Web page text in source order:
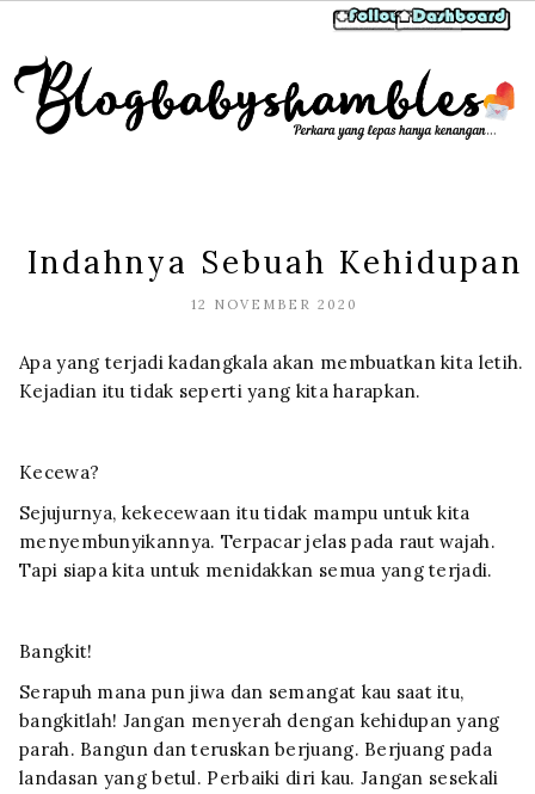
Indahnya Sebuah Kehidupan
12 NOVEMBER 2020
Apa yang terjadi kadangkala akan membuatkan kita letih.
Kejadian itu tidak seperti yang kita harapkan.
Kecewa?
Sejujurnya, kekecewaan itu tidak mampu untuk kita
menyembunyikannya. Terpacar jelas pada raut wajah.
Tapi siapa kita untuk menidakkan semua yang terjadi.
Bangkit!
Serapuh mana pun jiwa dan semangat kau saat itu,
bangkitlah! Jangan menyerah dengan kehidupan yang
parah. Bangun dan teruskan berjuang. Berjuang pada
landasan yang betul. Perbaiki diri kau. Jangan sesekali